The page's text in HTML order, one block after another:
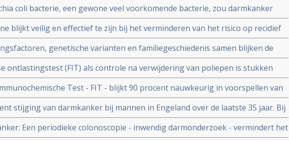
coli bacterie, een gewone veel voorkomende bacterie, zou darmkanker
aldus prof. dr. Hans Clevers na studie bij zelf gekweekte darmen
met darmtumoren van darmkankerpatienten
blijkt veilig en effectief te zijn bij het verminderen van het risico op recidief
van darmpoliepen (47 vs 36 procent). Aldus placebo gecontroleerde fase III
genetische varianten en familiegeschiedenis samen blijken de
te geven bij het voorspellen van het krijgen van darmkanker.
ontlastingstest (FIT) als controle na verwijdering van poliepen is stukken
dan coloscopie maar mist 30 tot 70 procent een ontstaan van recidief van
Test - FIT - blijkt 90 procent nauwkeurig in voorspellen van
darmkanker. copy 1
stijging van darmkanker bij mannen in Engeland over de laatste 35 jaar. Bij
is slechts een stijging van 6 procent te zien.
Een periodieke colonoscopie - inwendig darmonderzoek - vermindert het
darmkanker stadium IIB of hoger met 70%. copy 1